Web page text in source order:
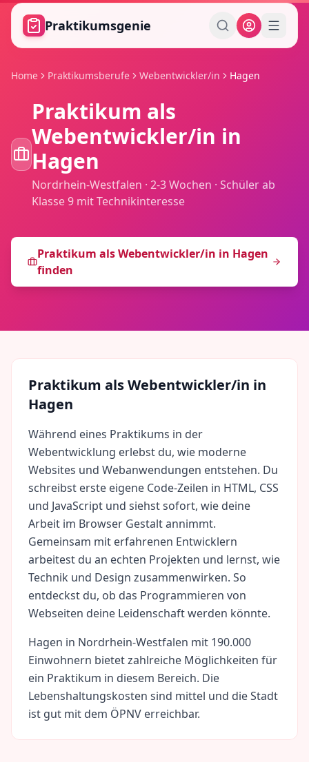
Zum Hauptinhalt springen
Praktikumsgenie
Home Praktikumsberufe Webentwickler/in Hagen
Praktikum als
Webentwickler/in in
Hagen
Nordrhein-Westfalen ·2-3 Wochen ·Schüler ab
Klasse 9 mit Technikinteresse
Praktikum alsWebentwickler/in in Hagen
finden
Praktikum alsWebentwickler/in in
Hagen
Während eines Praktikums in der
Webentwicklung erlebst du, wie moderne
Websites und Webanwendungen entstehen. Du
schreibst erste eigene Code-Zeilen in HTML, CSS
und JavaScript und siehst sofort, wie deine
Arbeit im Browser Gestalt annimmt.
Gemeinsam mit erfahrenen Entwicklern
arbeitest du an echten Projekten und lernst, wie
Technik und Design zusammenwirken. So
entdeckst du, ob das Programmieren von
Webseiten deine Leidenschaft werden könnte.
Hagen in Nordrhein-Westfalen mit 190.000
Einwohnern bietet zahlreiche Möglichkeiten für
ein Praktikum in diesem Bereich. Die
Lebenshaltungskosten sind mittel und die Stadt
ist gut mit dem ÖPNV erreichbar.